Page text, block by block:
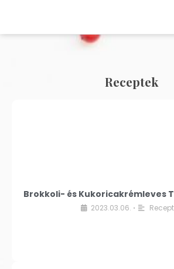
Receptek
Brokkoli- és Kukoricakrémleves
2023.03.06. •